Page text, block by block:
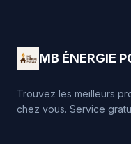
MB ÉNERGIE
Trouvez les meilleurs
chez vous. Service